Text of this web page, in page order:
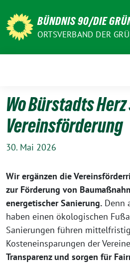
zum
Inhalt
BÜNDNIS 90/DIE
ORTSVERBAND DER
Wo Bürstadts
Vereinsförderung
30. Mai 2026
Wir ergänzen die
zur Förderung von
energetischer Sanierung. Denn
haben einen ökologischen
Sanierungen führen
Kosteneinsparungen der
Transparenz und sorgen für